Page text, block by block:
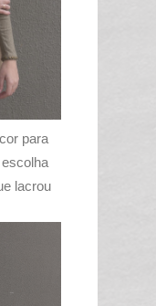
para
lacrou